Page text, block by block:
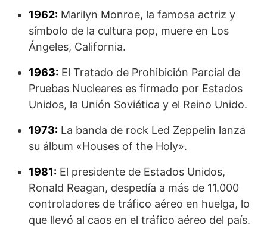
1962: Marilyn Monroe, la famosa actriz y
símbolo de la cultura pop, muere en Los
Ángeles, California.
1963: El Tratado de Prohibición Parcial de
Pruebas Nucleares es firmado por Estados
Unidos, la Unión Soviética y el Reino Unido.
1973: La banda de rock Led Zeppelin lanza
su álbum «Houses of the Holy».
1981: El presidente de Estados Unidos,
Ronald Reagan, despedía a más de 11.000
controladores de tráfico aéreo en huelga, lo
que llevó al caos en el tráfico aéreo del país.